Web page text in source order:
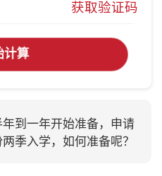
获取验证码
计算
到一年开始准备，申请
季入学，如何准备呢？